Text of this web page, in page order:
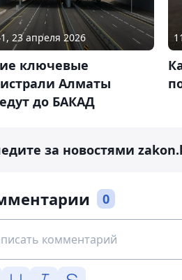
23 апреля 2026
ключевые
Алматы
до БАКАД
за новостями
0